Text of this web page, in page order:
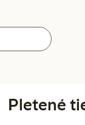
Pletené